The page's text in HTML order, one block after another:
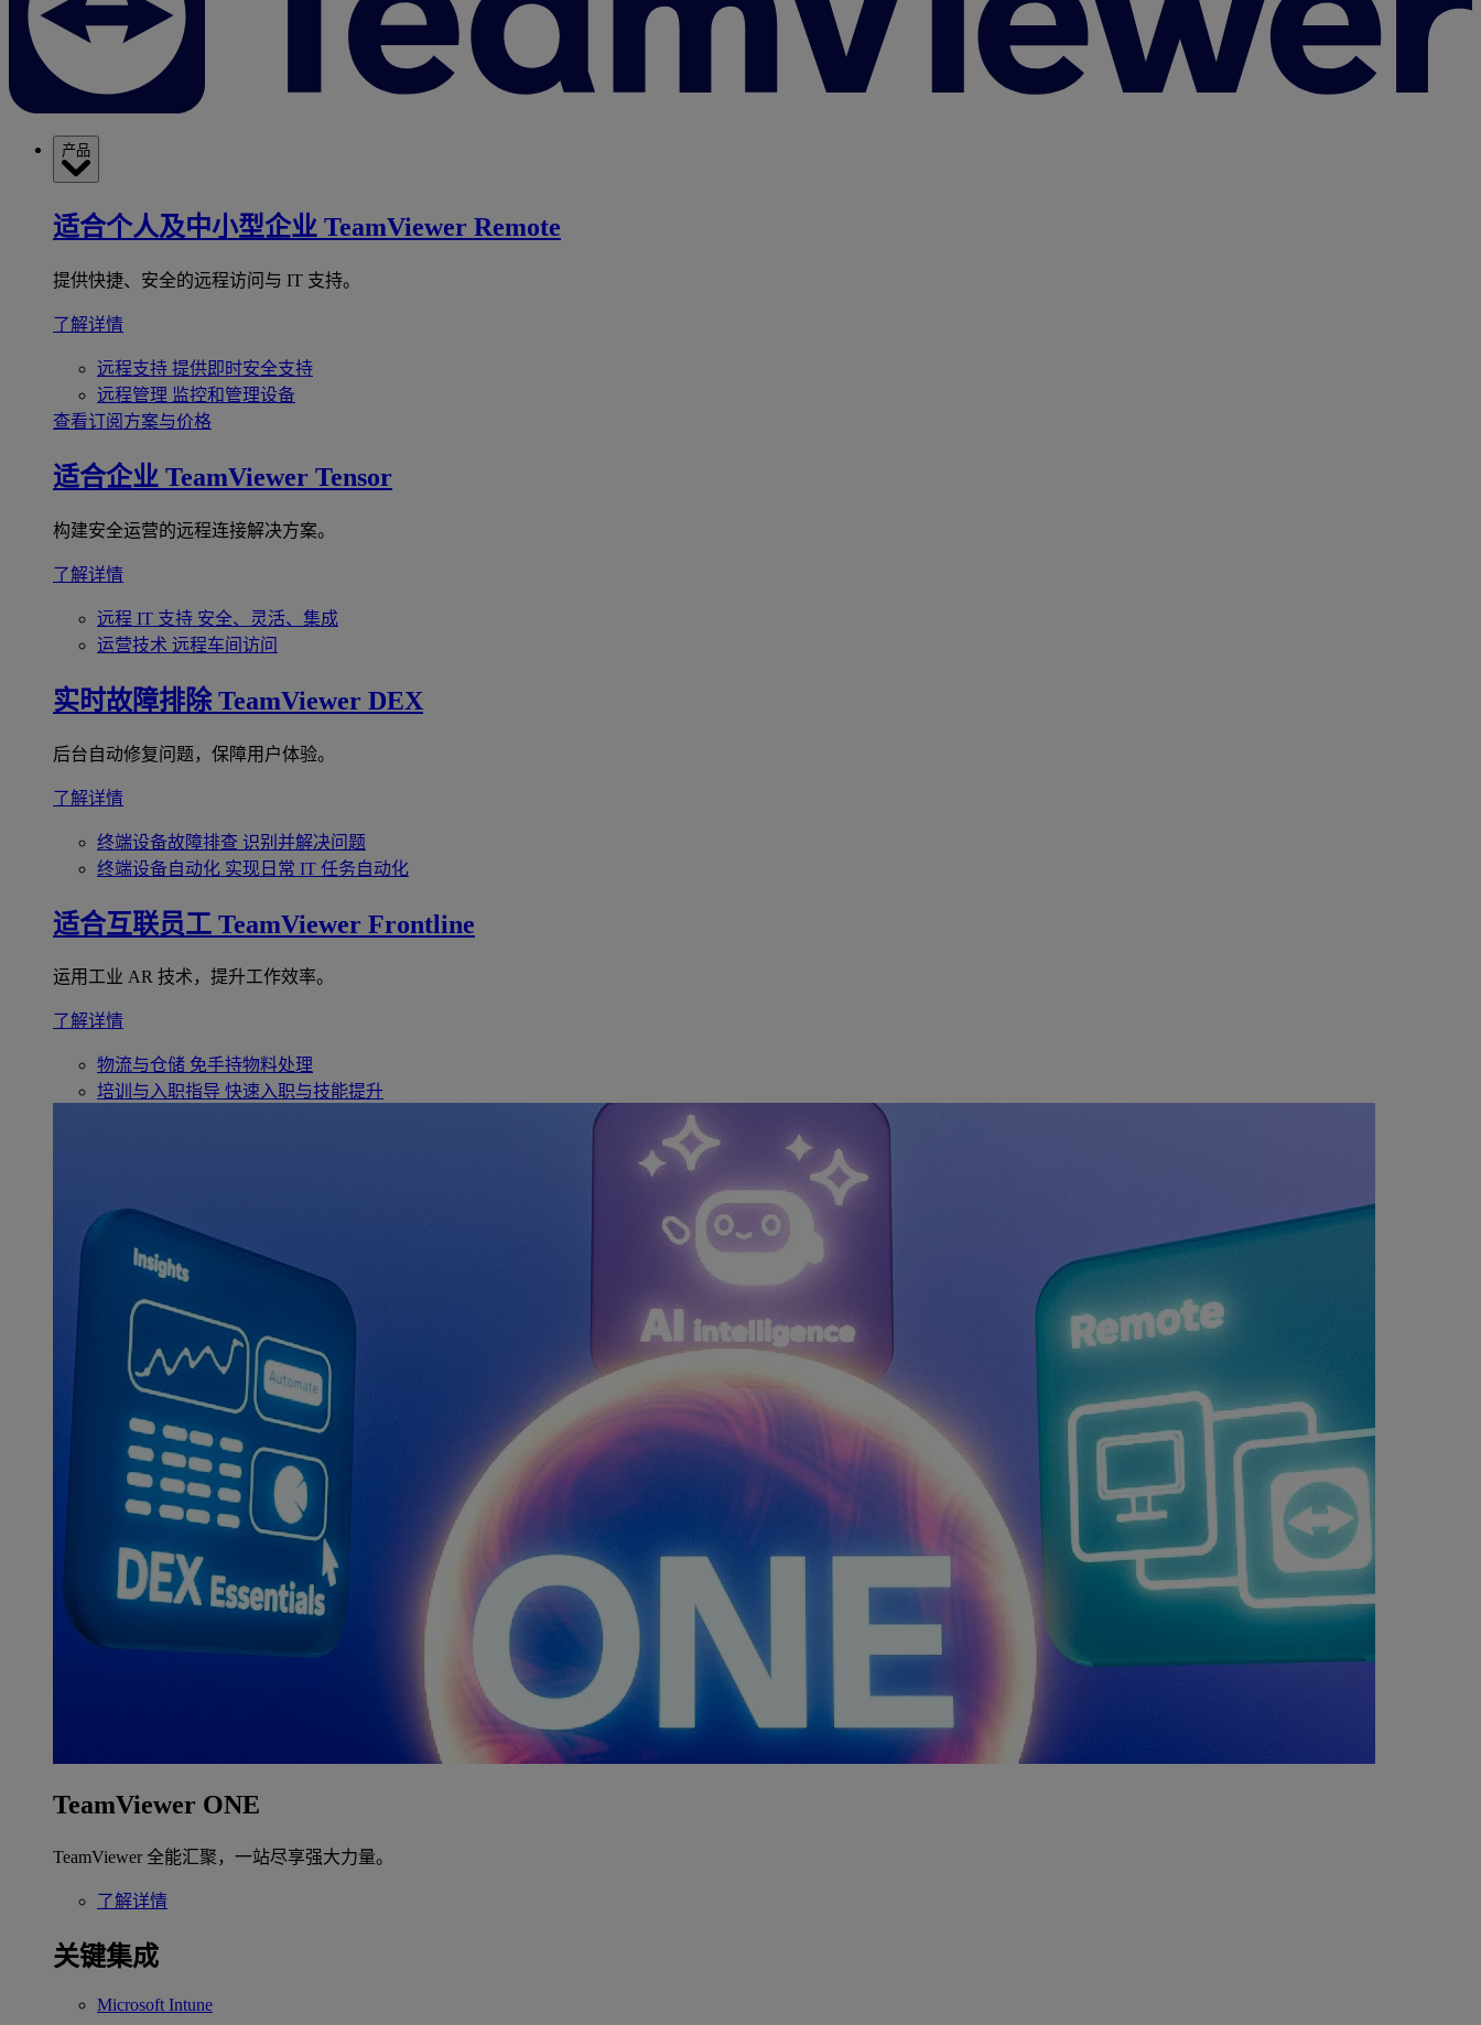
产品
适合个人及中小型企业 TeamViewer Remote
提供快捷、安全的远程访问与 IT 支持。
了解详情
远程支持 提供即时安全支持
远程管理 监控和管理设备
查看订阅方案与价格
适合企业 TeamViewer Tensor
构建安全运营的远程连接解决方案。
了解详情
远程 IT 支持 安全、灵活、集成
运营技术 远程车间访问
实时故障排除 TeamViewer DEX
后台自动修复问题，保障用户体验。
了解详情
终端设备故障排查 识别并解决问题
终端设备自动化 实现日常 IT 任务自动化
适合互联员工 TeamViewer Frontline
运用工业 AR 技术，提升工作效率。
了解详情
物流与仓储 免手持物料处理
培训与入职指导 快速入职与技能提升
TeamViewer ONE
TeamViewer 全能汇聚，一站尽享强大力量。
了解详情
关键集成
Microsoft Intune